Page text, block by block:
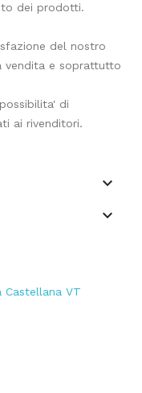
dei prodotti.
del nostro
vendita e soprattutto
di
ai rivenditori.


Castellana VT